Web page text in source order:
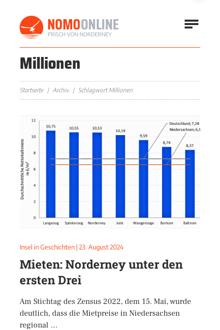
Millionen
Startseite Archiv Schlagwort Millionen
Insel in Geschichten | 23. August 2024
Mieten: Norderney unter den
ersten Drei
Am Stichtag des Zensus 2022, dem 15. Mai, wurde
deutlich, dass die Mietpreise in Niedersachsen
regional …